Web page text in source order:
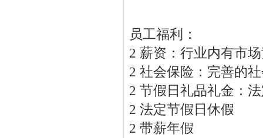
员工福利：
2 薪资：行业内有市
2 社会保险：完善的
2 节假日礼品礼金：
2 法定节假日休假
2 带薪年假